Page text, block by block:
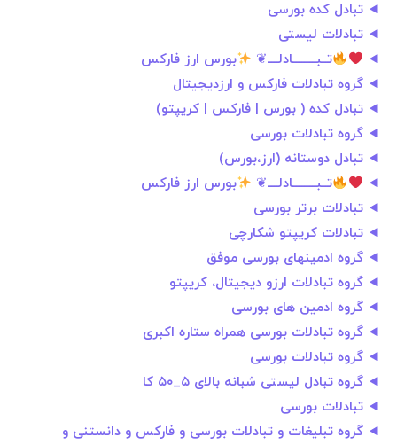
تبادل کده بورسی
تبادلات لیستی
تــبـــــــــادلــــ❦
بورس ارز فارکس
گروه تبادلات فارکس و ارزدیجیتال
تبادل کده ( بورس | فارکس | کریپتو)
گروه تبادلات بورسی
تبادل دوستانه (ارز،بورس)
تــبـــــــــادلــــ❦
بورس ارز فارکس
تبادلات برتر بورسی
تبادلات کریپتو شکارچی
گروه ادمینهای بورسی موفق
گروه تبادلات ارزو دیجیتال، کریپتو
گروه ادمین های بورسی
گروه تبادلات بورسی همراه ستاره اکبری
گروه تبادلات بورسی
گروه تبادل لیستی شبانه بالای ۵_۵۰ کا
تبادلات بورسی
گروه تبلیغات و تبادلات بورسی و فارکس و دانستنی و